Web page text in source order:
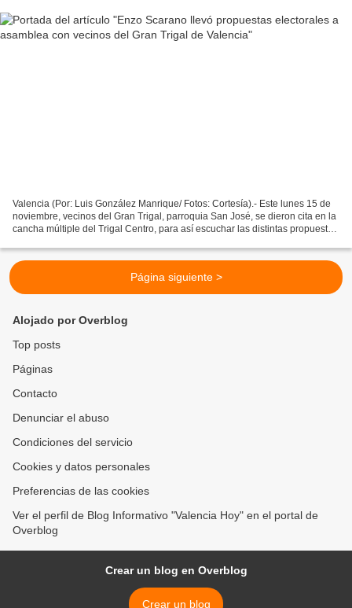
Valencia (Por: Luis González Manrique/ Fotos: Cortesía).- Este lunes 15 de
noviembre, vecinos del Gran Trigal, parroquia San José, se dieron cita en la
cancha múltiple del Trigal Centro, para así escuchar las distintas propuestas
Página siguiente >
Alojado por Overblog
Top posts
Páginas
Contacto
Denunciar el abuso
Condiciones del servicio
Cookies y datos personales
Preferencias de las cookies
Ver el perfil de Blog Informativo "Valencia Hoy" en el portal de
Overblog
Crear un blog en Overblog
Crear un blog